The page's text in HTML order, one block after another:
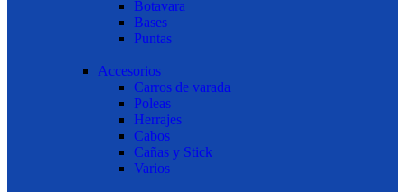
Botavara
Bases
Puntas
Accesorios
Carros de varada
Poleas
Herrajes
Cabos
Cañas y Stick
Varios